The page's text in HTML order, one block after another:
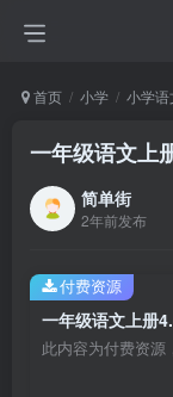
首页 小学 小学语
一年级语文上
简单街
2年前发布
一年级语文上册
此内容为付费资源
付费资源